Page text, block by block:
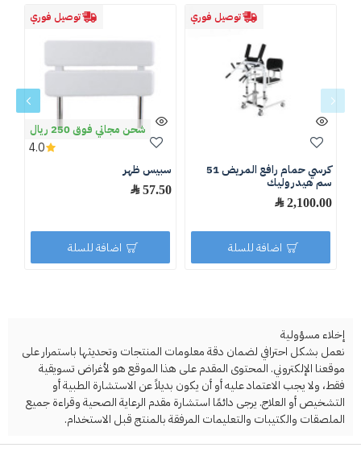
توصيل فوري
كرسي حمام رافع المريض 51
سم هيدروليك
2,100.00 ﷼
اضافة للسلة
توصيل فوري
شحن مجاني فوق 250 ريال
سبيس ظهر
57.50 ﷼
4.0
اضافة للسلة
إخلاء مسؤولية
نعمل بشكل احترافي لضمان دقة معلومات المنتجات وتحديثها باستمرار على
موقعنا الإلكتروني. المحتوى المقدم على هذا الموقع هو لأغراض تسويقية
فقط، ولا يجب الاعتماد عليه أو أن يكون بديلاً عن الاستشارة الطبية أو
التشخيص أو العلاج. يرجى دائمًا استشارة مقدم الرعاية الصحية وقراءة جميع
الملصقات والكتيبات والتعليمات المرفقة بالمنتج قبل الاستخدام.